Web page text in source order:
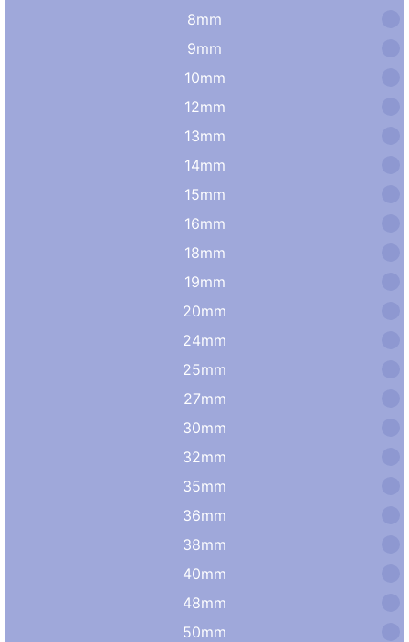
8mm
9mm
10mm
12mm
13mm
14mm
15mm
16mm
18mm
19mm
20mm
24mm
25mm
27mm
30mm
32mm
35mm
36mm
38mm
40mm
48mm
50mm